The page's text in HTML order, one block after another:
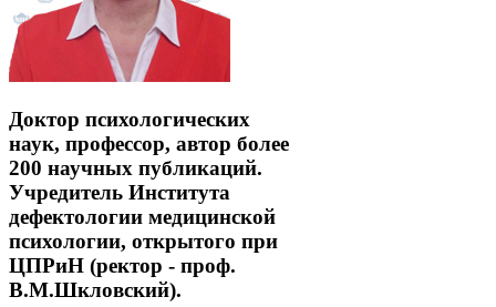
Доктор психологических
наук, профессор, автор более
200 научных публикаций.
Учредитель Института
дефектологии медицинской
психологии, открытого при
ЦПРиН (ректор - проф.
В.М.Шкловский).